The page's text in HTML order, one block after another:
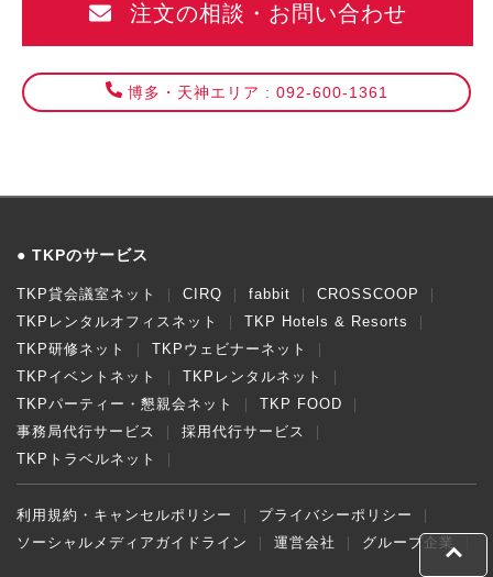
注文の相談・お問い合わせ
博多・天神エリア : 092-600-1361
TKPのサービス
TKP貸会議室ネット CIRQ fabbit
CROSSCOOP
TKPレンタルオフィスネット
TKP Hotels & Resorts
TKP研修ネット
TKPウェビナーネット
TKPイベントネット
TKPレンタルネット
TKPパーティー・懇親会ネット
TKP FOOD
事務局代行サービス
採用代行サービス
TKPトラベルネット
利用規約・キャンセルポリシー
プライバシーポリシー
ソーシャルメディアガイドライン
運営会社 グループ企業